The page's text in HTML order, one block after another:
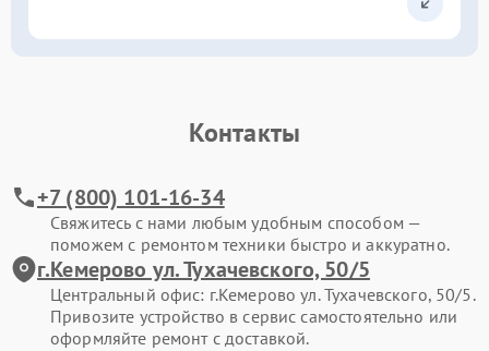
Контакты
+7 (800) 101-16-34
Свяжитесь с нами любым удобным способом —
поможем с ремонтом техники быстро и аккуратно.
г.Кемерово ул. Тухачевского, 50/5
Центральный офис: г.Кемерово ул. Тухачевского, 50/5.
Привозите устройство в сервис самостоятельно или
оформляйте ремонт с доставкой.